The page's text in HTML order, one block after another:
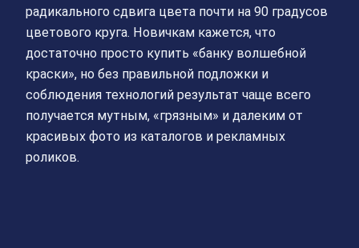
радикального сдвига цвета почти на 90 градусов
цветового круга. Новичкам кажется, что
достаточно просто купить «банку волшебной
краски», но без правильной подложки и
соблюдения технологий результат чаще всего
получается мутным, «грязным» и далеким от
красивых фото из каталогов и рекламных
роликов.